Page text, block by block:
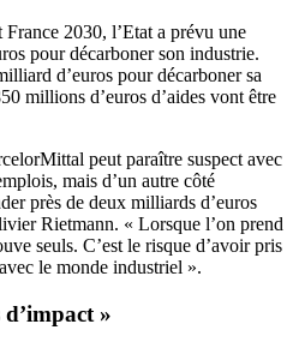
2030, l’Etat a prévu une
pour décarboner son industrie.
d’euros pour décarboner sa
millions d’euros d’aides vont être
peut paraître suspect avec
mais d’un autre côté
près de deux milliards d’euros
Rietmann. « Lorsque l’on prend
seuls. C’est le risque d’avoir pris
le monde industriel ».
»